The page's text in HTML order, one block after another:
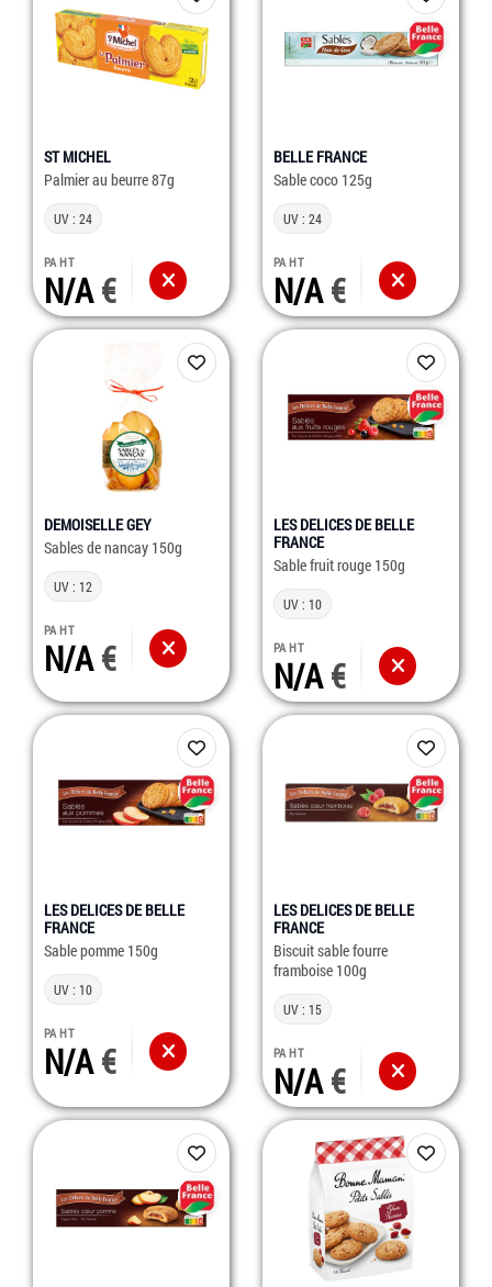
ST MICHEL
Palmier au beurre 87g
UV : 24
PA HT
N/A
BELLE FRANCE
Sable coco 125g
UV : 24
PA HT
N/A
DEMOISELLE GEY
Sables de nancay 150g
UV : 12
PA HT
N/A
LES DELICES DE BELLE
FRANCE
Sable fruit rouge 150g
UV : 10
PA HT
N/A
LES DELICES DE BELLE
FRANCE
Sable pomme 150g
UV : 10
PA HT
N/A
LES DELICES DE BELLE
FRANCE
Biscuit sable fourre
framboise 100g
UV : 15
PA HT
N/A